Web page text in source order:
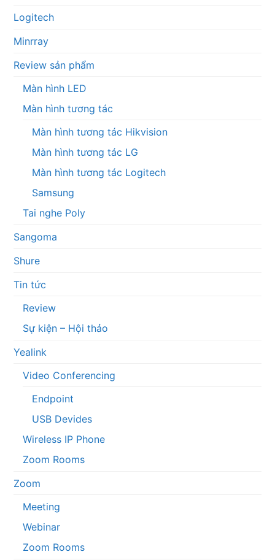
Logitech
Minrray
Review sản phẩm
Màn hình LED
Màn hình tương tác
Màn hình tương tác Hikvision
Màn hình tương tác LG
Màn hình tương tác Logitech
Samsung
Tai nghe Poly
Sangoma
Shure
Tin tức
Review
Sự kiện – Hội thảo
Yealink
Video Conferencing
Endpoint
USB Devides
Wireless IP Phone
Zoom Rooms
Zoom
Meeting
Webinar
Zoom Rooms